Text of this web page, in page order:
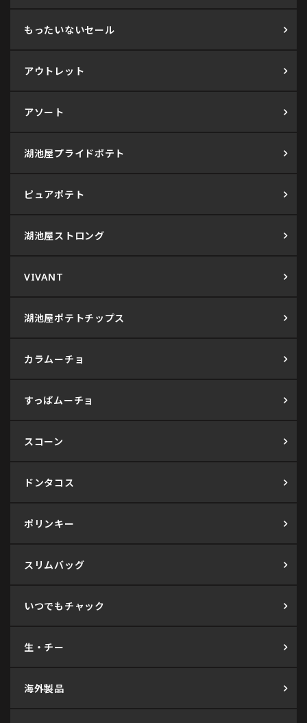
もったいないセール
アウトレット
アソート
湖池屋プライドポテト
ピュアポテト
湖池屋ストロング
VIVANT
湖池屋ポテトチップス
カラムーチョ
すっぱムーチョ
スコーン
ドンタコス
ポリンキー
スリムバッグ
いつでもチャック
生・チー
海外製品